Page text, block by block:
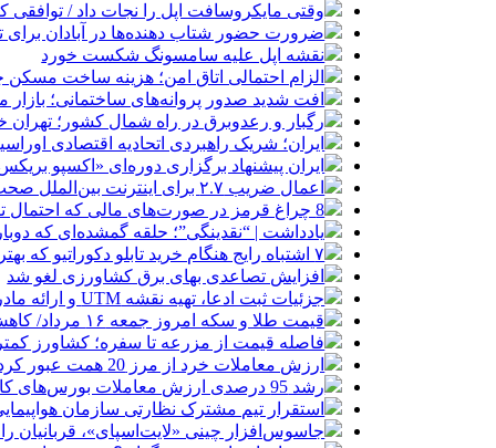
وقتی مایکروسافت اپل را نجات داد /
ضرورت حضور شتاب ‌دهنده‌ها در آبادان
نقشه اپل علیه سامسونگ شکست خورد
الزام احتمالی اتاق امن؛ هزینه ساخت مسکن
افت شدید صدور پروانه‌های ساختمانی؛
رگبار و رعدوبرق در راه شمال کشور؛
ایران؛ شریک راهبردی اتحادیه اقتصادی
ایران پیشنهاد برگزاری دوره‌ای «اکسپو
اعمال ضریب ۲.۷ برای اینترنت بین‌الملل صحت دارد؟ / واکنش سازمان تنظیم مقررات
8 چراغ قرمز در صورت‌های مالی که احتمال تقلب را آشکار می‌کند
یادداشت | “نقدینگی”؛ حلقه گمشده‌ای که
۷ اشتباه رایج هنگام خرید تابلو دکوراتیو که بهتر است مرتکب نشوید
افزایش تصاعدی بهای برق کشاورزی لغو شد
جزئیات ثبت ادعا، تهیه نقشه UTM و ارائه مادر سند اعلام شد
قیمت طلا و سکه امروز جمعه ۱۶ مرداد/ کاهش قیمت ها+ جدول و جزییات
فاصله قیمت از مزرعه تا سفره؛ کشاورز
ارزش معاملات خرد از مرز 20 همت عبور کرد
رشد 95 درصدی ارزش معاملات بورس‌های کالایی
استقرار تیم مشترک نظارتی سازمان
جاسوس‌افزار چینی «لایت‌اسپای»، قربانیان را در ۱۳ کشور ازجمله آمریکا